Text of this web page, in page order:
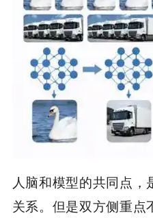
人脑和模型的共同点
关系。但是双方侧重